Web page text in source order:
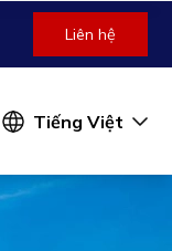
Liên hệ
Tiếng Việt